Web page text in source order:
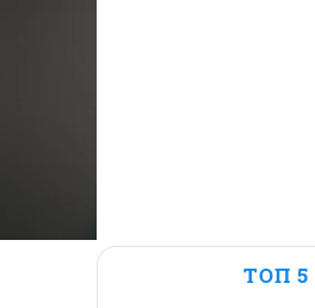
ТОП 5